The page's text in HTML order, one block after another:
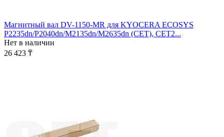
Магнитный вал DV-1150-MR для KYOCERA ECOSYS
P2235dn/P2040dn/M2135dn/M2635dn (CET), CET2...
Нет в наличии
26 423 ₸